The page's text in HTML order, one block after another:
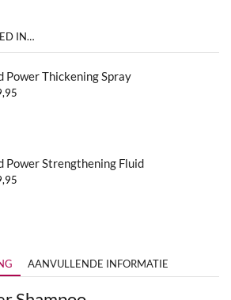
IN…
Power Thickening Spray
Power Strengthening Fluid
AANVULLENDE INFORMATIE